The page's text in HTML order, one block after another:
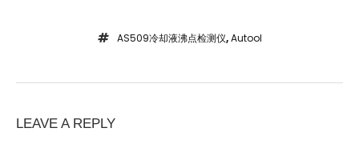
AS509冷却液沸点检测仪,Autool
LEAVE A REPLY